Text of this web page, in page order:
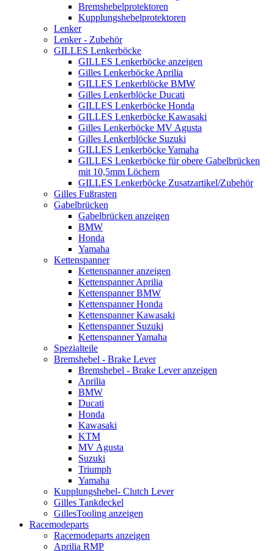
Bremshebelprotektoren
Kupplungshebelprotektoren
Lenker
Lenker - Zubehör
GILLES Lenkerböcke
GILLES Lenkerböcke anzeigen
Gilles Lenkerböcke Aprilia
GILLES Lenkerblöcke BMW
Gilles Lenkerblöcke Ducati
GILLES Lenkerböcke Honda
GILLES Lenkerböcke Kawasaki
Gilles Lenkerböcke MV Agusta
Gilles Lenkerblöcke Suzuki
GILLES Lenkerböcke Yamaha
GILLES Lenkerböcke für obere Gabelbrücken
mit 10,5mm Löchern
GILLES Lenkerböcke Zusatzartikel/Zubehör
Gilles Fußrasten
Gabelbrücken
Gabelbrücken anzeigen
BMW
Honda
Yamaha
Kettenspanner
Kettenspanner anzeigen
Kettenspanner Aprilia
Kettenspanner BMW
Kettenspanner Honda
Kettenspanner Kawasaki
Kettenspanner Suzuki
Kettenspanner Yamaha
Spezialteile
Bremshebel - Brake Lever
Bremshebel - Brake Lever anzeigen
Aprilia
BMW
Ducati
Honda
Kawasaki
KTM
MV Agusta
Suzuki
Triumph
Yamaha
Kupplungshebel- Clutch Lever
Gilles Tankdeckel
GillesTooling anzeigen
Racemodeparts
Racemodeparts anzeigen
Aprilia RMP